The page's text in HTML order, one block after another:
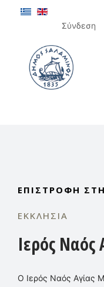
Σύνδεση
ΕΠΙΣΤΡΟΦΉ
ΕΚΚΛΗΣΊΑ
Ιερός Ναός
Ο Ιερός Ναός Αγίας